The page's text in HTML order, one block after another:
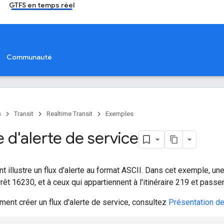
GTFS en temps réel
Communauté
Transit Realtime Transit Exemples
d'alerte de service
illustre un flux d'alerte au format ASCII. Dans cet exemple,
16230, et à ceux qui appartiennent à l'itinéraire 219 et
créer un flux d'alerte de service, consultez Présentation